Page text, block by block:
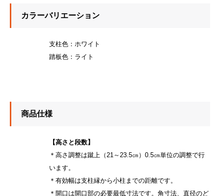
カラーバリエーション
支柱色：ホワイト
踏板色：ライト
商品仕様
【高さと段数】
＊高さ調整は蹴上（21～23.5㎝）0.5㎝単位の調整で行
います。
＊有効幅は支柱縁から小柱までの距離です。
＊開口は開口部の必要最低寸法です。角寸法、直径のど